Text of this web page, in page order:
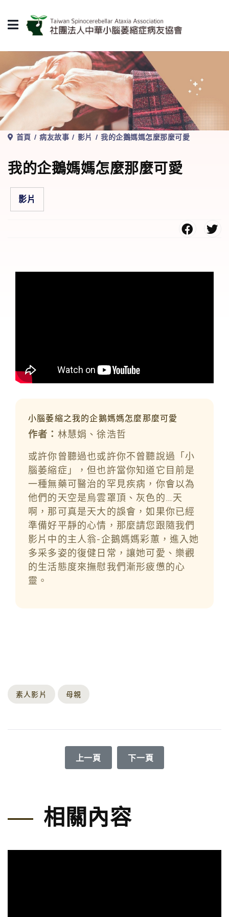
首頁 病友故事 影片 我的企鵝媽媽怎麼那麼可愛
我的企鵝媽媽怎麼那麼可愛
影片
小腦萎縮之我的企鵝媽媽怎麼那麼可愛
作者： 林慧娟、徐浩哲
或許你曾聽過也或許你不曾聽說過「小
腦萎縮症」，但也許當你知道它目前是
一種無藥可醫治的罕見疾病，你會以為
他們的天空是烏雲罩頂、灰色的…天
啊，那可真是天大的誤會，如果你已經
準備好平靜的心情，那麼請您跟隨我們
影片中的主人翁-企鵝媽媽彩蕙，進入她
多采多姿的復健日常，讓她可愛、樂觀
的生活態度來撫慰我們漸形疲憊的心
靈。
素人影片 母親
上一篇文章: 小腦萎縮症 - 【勇敢愛吧
上一頁 下一篇文章: 【萬海讓愛
下一頁
相關內容